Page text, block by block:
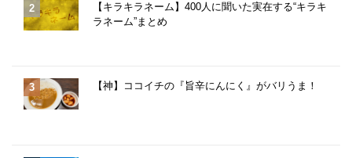
【キラキラネーム】400人に聞いた実在する“キラキ
ラネーム”まとめ
【神】ココイチの『旨辛にんにく』がバリうま！